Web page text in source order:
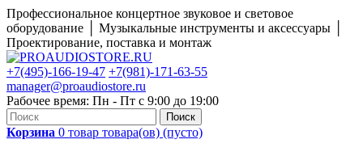
Профессиональное концертное звуковое и световое
оборудование │ Музыкальные инструменты и аксессуары │
Проектирование, поставка и монтаж
+7(495)-166-19-47 +7(981)-171-63-55
manager@proaudiostore.ru
Рабочее время: Пн - Пт с 9:00 до 19:00
Поиск
Корзина 0 товар товара(ов) (пусто)